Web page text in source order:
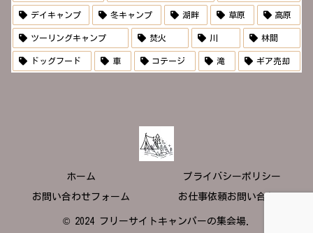
デイキャンプ 冬キャンプ 湖畔 草原 高原
ツーリングキャンプ 焚火 川 林間
ドッグフード 車 コテージ 滝 ギア売却
ホーム プライバシーポリシー
お問い合わせフォーム お仕事依頼お問い合わせ
© 2024 フリーサイトキャンパーの集会場.